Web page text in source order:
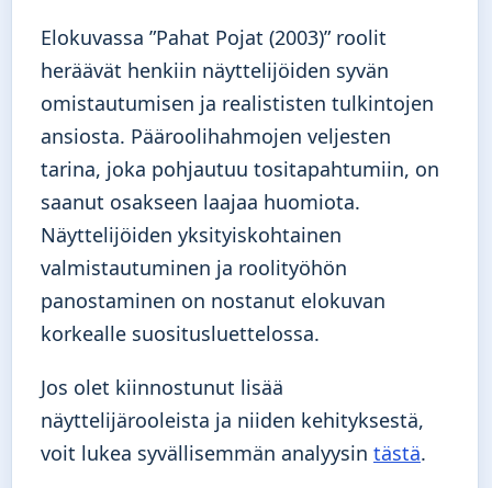
Elokuvassa ”Pahat Pojat (2003)” roolit
heräävät henkiin näyttelijöiden syvän
omistautumisen ja realististen tulkintojen
ansiosta. Pääroolihahmojen veljesten
tarina, joka pohjautuu tositapahtumiin, on
saanut osakseen laajaa huomiota.
Näyttelijöiden yksityiskohtainen
valmistautuminen ja roolityöhön
panostaminen on nostanut elokuvan
korkealle suositusluettelossa.
Jos olet kiinnostunut lisää
näyttelijärooleista ja niiden kehityksestä,
voit lukea syvällisemmän analyysin tästä.